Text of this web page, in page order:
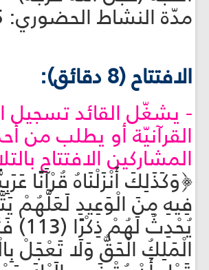
مدّة النشاط الحضوري: 65د.
الافتتاح (8 دقائق):
- يشغّل القائد تسجيل
القرآنيّة أو يطلب من
المشاركين الافتتاح
﴿وَكَذَلِكَ أَنْزَلْنَاهُ قُرْآَنًا
فِيهِ مِنَ الْوَعِيدِ لَعَلَّهُمْ
يُحْدِثُ
الْمَلِكُ الْحَقُّ وَلَا تَعْجَلْ